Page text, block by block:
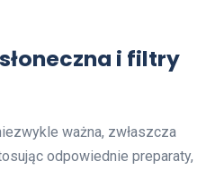
i filtry
ważna, zwłaszcza
odpowiednie preparaty,